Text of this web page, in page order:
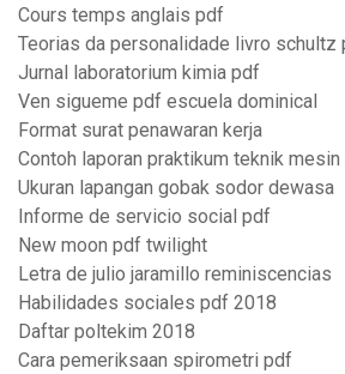
Cours temps anglais pdf
Teorias da personalidade livro schultz
Jurnal laboratorium kimia pdf
Ven sigueme pdf escuela dominical
Format surat penawaran kerja
Contoh laporan praktikum teknik
Ukuran lapangan gobak sodor dewasa
Informe de servicio social pdf
New moon pdf twilight
Letra de julio jaramillo reminiscencias
Habilidades sociales pdf 2018
Daftar poltekim 2018
Cara pemeriksaan spirometri pdf